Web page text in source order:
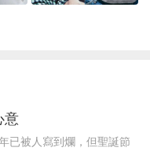
意
已被人寫到爛，但聖誕節